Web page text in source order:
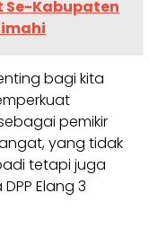
Se-Kabupaten
bagi kita
pemikir
yang tidak
tetapi juga
Elang 3